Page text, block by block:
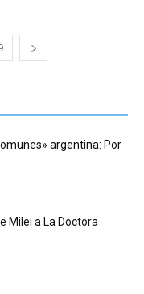
argentina: Por
Milei a La Doctora